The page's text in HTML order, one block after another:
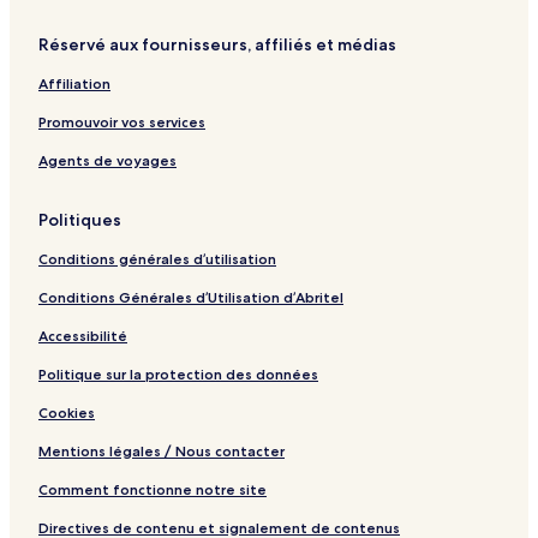
s
ls
T
r
í
s
t
o
o
l
e
c
t
n
y
H
i
l
o
-
e
a
c
h
a
t
m
e
n
Réservé aux fournisseurs, affiliés et médias
Affiliation
Promouvoir vos services
Agents de voyages
Politiques
Conditions générales d’utilisation
Conditions Générales d’Utilisation d’Abritel
Accessibilité
Politique sur la protection des données
Cookies
Mentions légales / Nous contacter
Comment fonctionne notre site
Directives de contenu et signalement de contenus